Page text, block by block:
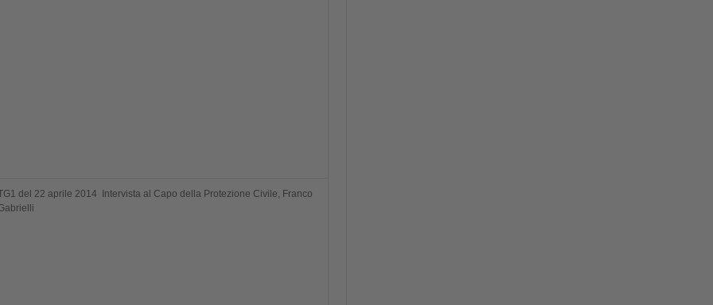
del 22 aprile 2014 Intervista al Capo della Protezione Civile, Franco